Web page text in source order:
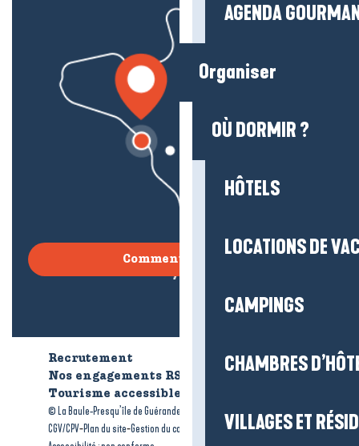
AGENDA
Organiser
OÙ DORMIR ?
HÔTELS
LOCATIONS DE
CAMPINGS
CHAMBRES
VILLAGES ET
Comment venir ?
Recrutement
Qui sommes-nous ?
Nos engagements RSE
Tourisme accessible
© La Baule-Presqu’île de Guérande tourisme Mentions légales-
CGV/CPV-Plan du site-Gestion du consentement -